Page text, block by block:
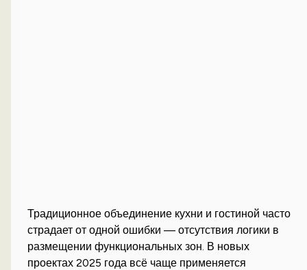
Традиционное объединение кухни и гостиной часто
страдает от одной ошибки — отсутствия логики в
размещении функциональных зон. В новых
проектах 2025 года всё чаще применяется